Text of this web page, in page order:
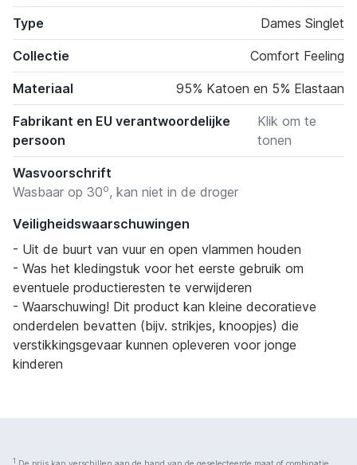
Type Dames Singlet
Collectie Comfort Feeling
Materiaal 95% Katoen en 5% Elastaan
Fabrikant en EU verantwoordelijke
persoon
Klik om te
tonen
Wasvoorschrift
Wasbaar op 30o, kan niet in de droger
Veiligheidswaarschuwingen
- Uit de buurt van vuur en open vlammen houden
- Was het kledingstuk voor het eerste gebruik om
eventuele productieresten te verwijderen
- Waarschuwing! Dit product kan kleine decoratieve
onderdelen bevatten (bijv. strikjes, knoopjes) die
verstikkingsgevaar kunnen opleveren voor jonge
kinderen
1